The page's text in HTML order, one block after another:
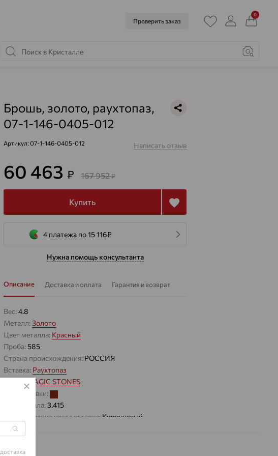
Проверить заказ
0
Брошь, золото, раухтопаз,
07-1-146-0405-012
Артикул: 07-1-146-0405-012 Написать отзыв
60 463 ₽ 167 952₽
Купить
4 платежа по 15 116₽
Нужна помощь консультанта
Описание Доставка и оплата Гарантия и возврат
Вес:4.8
Металл:Золото
Цвет металла: Красный
Проба:585
Страна происхождения: РОССИЯ
Вставка: Раухтопаз
MAGIC STONES
Цвет вставки:
Вес металла:3.415
Наименование цвета вставки: Коричневый
Характеристика вставки:
доставка